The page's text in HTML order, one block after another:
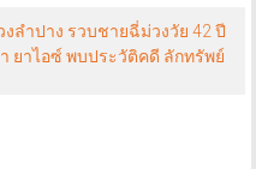
ลำปาง รวบชายฉี่ม่วงวัย 42 ปี
ยาไอซ์ พบประวัติคดี ลักทรัพย์